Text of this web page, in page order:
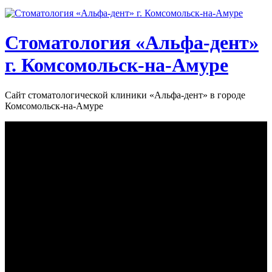
Стоматология «‎Альфа-дент»‎
г. Комсомольск-на-Амуре
Сайт стоматологической клиники «‎Альфа-дент» в городе
Комсомольск-на-Амуре